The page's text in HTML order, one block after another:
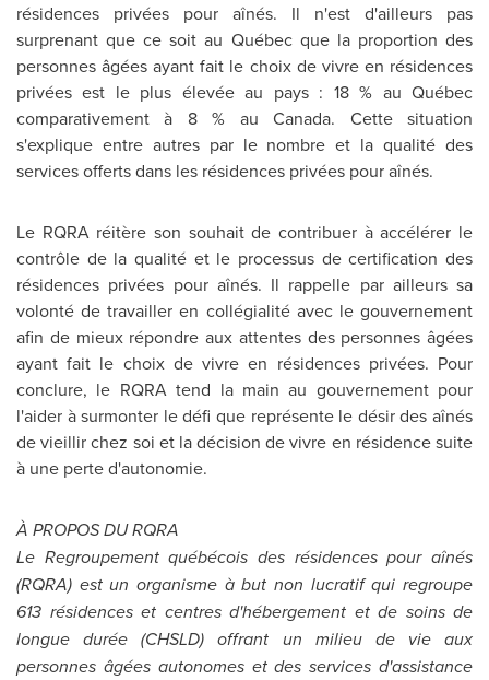
résidences privées pour aînés. Il n'est d'ailleurs pas
surprenant que ce soit au Québec que la proportion des
personnes âgées ayant fait le choix de vivre en résidences
privées est le plus élevée au pays : 18 % au Québec
comparativement à 8 % auCanada. Cette situation
s'explique entre autres par le nombre et la qualité des
services offerts dans les résidences privées pour aînés.
Le RQRA réitère son souhait de contribuer à accélérer le
contrôle de la qualité et le processus de certification des
résidences privées pour aînés. Il rappelle par ailleurs sa
volonté de travailler en collégialité avec le gouvernement
afin de mieux répondre aux attentes des personnes âgées
ayant fait le choix de vivre en résidences privées. Pour
conclure, le RQRA tend la main au gouvernement pour
l'aider à surmonter le défi que représente le désir des aînés
de vieillir chez soi et la décision de vivre en résidence suite
à une perte d'autonomie.
À PROPOS DURQRA
Le Regroupement québécois des résidences pour aînés
(RQRA) est un organisme à but non lucratif qui regroupe
613 résidences et centres d'hébergement et de soins de
longue durée (CHSLD) offrant un milieu de vie aux
personnes âgées autonomes et des services d'assistance